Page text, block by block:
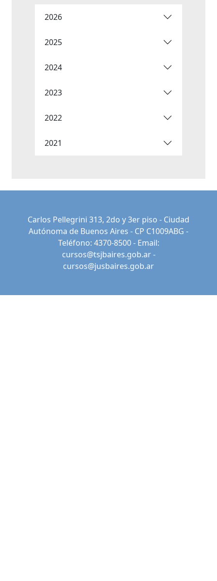
2026
2025
2024
2023
2022
2021
Carlos Pellegrini 313, 2do y 3er piso - Ciudad
Autónoma de Buenos Aires - CP C1009ABG -
Teléfono: 4370-8500 - Email:
cursos@tsjbaires.gob.ar-
cursos@jusbaires.gob.ar